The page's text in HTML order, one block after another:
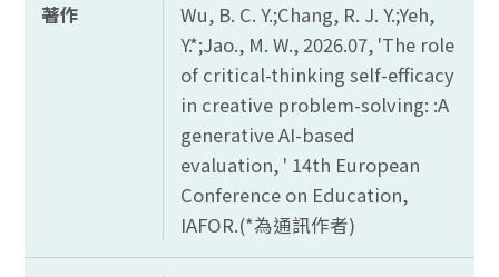
著作
Wu, B. C. Y.;Chang, R. J. Y.;Yeh,
Y.*;Jao., M. W., 2026.07, 'The role
of critical-thinking self-efficacy
in creative problem-solving: :A
generative AI-based
evaluation, ' 14th European
Conference on Education,
IAFOR.(*為通訊作者)